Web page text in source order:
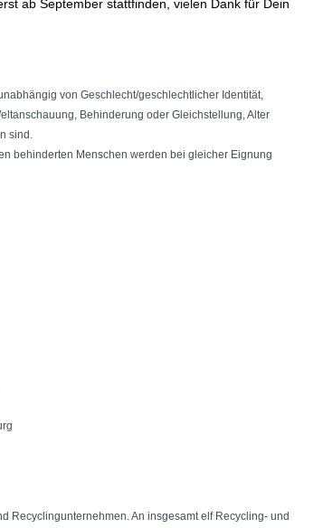
ab September stattfinden, vielen Dank für Dein
von Geschlecht/geschlechtlicher Identität,
Behinderung oder Gleichstellung, Alter
sind.
behinderten Menschen werden bei gleicher Eignung
Recyclingunternehmen. An insgesamt elf Recycling- und